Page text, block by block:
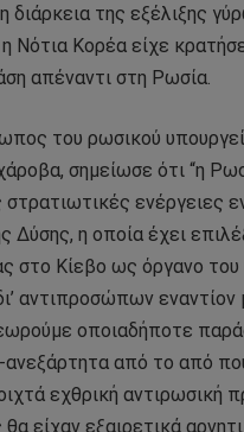
διάρκεια της εξέλιξης
Νότια Κορέα είχε
απέναντι στη Ρωσία.
του ρωσικού
σημείωσε ότι “η
στρατιωτικές ενέργειες
Δύσης, η οποία έχει
στο Κίεβο ως όργανο του
αντιπροσώπων εναντίον
οποιαδήποτε
ανεξάρτητα από το από
εχθρική αντιρωσική
θα είχαν εξαιρετικά